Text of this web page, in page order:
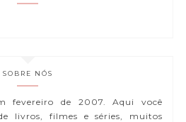
SOBRE NÓS
fevereiro de 2007. Aqui você
livros, filmes e séries, muitos